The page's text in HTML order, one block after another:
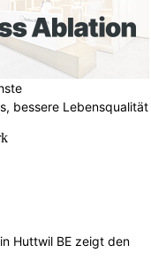
bessere Lebensqualität
Huttwil BE zeigt den